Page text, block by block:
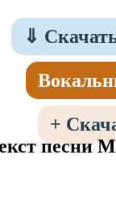
⇓
+
песни